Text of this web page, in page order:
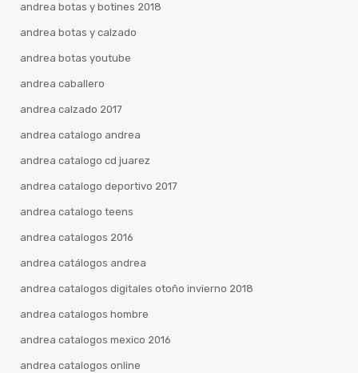
andrea botas y botines 2018
andrea botas y calzado
andrea botas youtube
andrea caballero
andrea calzado 2017
andrea catalogo andrea
andrea catalogo cd juarez
andrea catalogo deportivo 2017
andrea catalogo teens
andrea catalogos 2016
andrea catálogos andrea
andrea catalogos digitales otoño invierno 2018
andrea catalogos hombre
andrea catalogos mexico 2016
andrea catalogos online